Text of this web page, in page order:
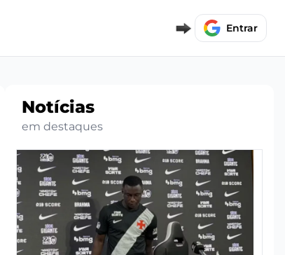
Entrar
Notícias
em destaques